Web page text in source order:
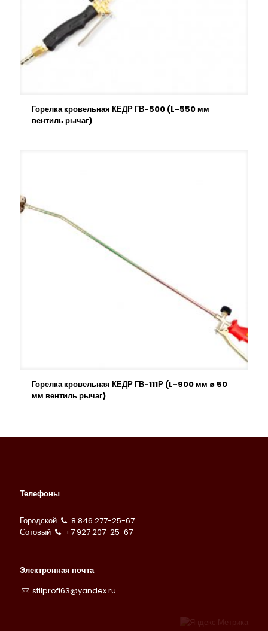
Горелка кровельная КЕДР ГВ-500 (L-550 мм
вентиль рычаг)
Горелка кровельная КЕДР ГВ-111Р (L-900 мм ø 50
мм вентиль рычаг)
Телефоны
Городской
8 846 277-25-67
Сотовый
+7 927 207-25-67
Электронная почта
stilprofi63@yandex.ru